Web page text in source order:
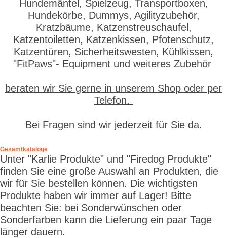
Hundemäntel, Spielzeug, Transportboxen,
Hundekörbe, Dummys, Agilityzubehör,
Kratzbäume, Katzenstreuschaufel,
Katzentoiletten, Katzenkissen, Pfotenschutz,
Katzentüren, Sicherheitswesten, Kühlkissen,
"FitPaws"- Equipment und weiteres Zubehör
beraten wir Sie gerne in unserem Shop oder per
Telefon.
Bei Fragen sind wir jederzeit für Sie da.
Gesamtkataloge
Unter "Karlie Produkte" und "Firedog Produkte"
finden Sie eine große Auswahl an Produkten, die
wir für Sie bestellen können. Die wichtigsten
Produkte haben wir immer auf Lager! Bitte
beachten Sie: bei Sonderwünschen oder
Sonderfarben kann die Lieferung ein paar Tage
länger dauern.